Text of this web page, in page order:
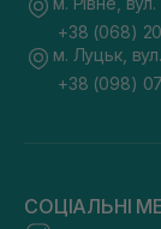
+38 (068)
м. Луцьк,
+38 (098)
СОЦІАЛЬНІ